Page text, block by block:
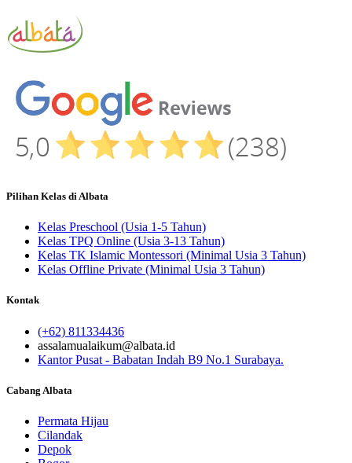
Pilihan Kelas di Albata
Kelas Preschool (Usia 1-5 Tahun)
Kelas TPQ Online (Usia 3-13 Tahun)
Kelas TK Islamic Montessori (Minimal Usia 3 Tahun)
Kelas Offline Private (Minimal Usia 3 Tahun)
Kontak
(+62) 811334436
assalamualaikum@albata.id
Kantor Pusat - Babatan Indah B9 No.1 Surabaya.
Cabang Albata
Permata Hijau
Cilandak
Depok